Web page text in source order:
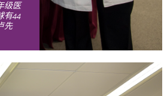
级医
有44
先